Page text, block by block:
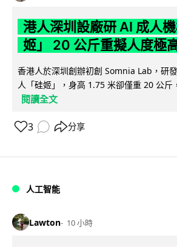
港人深圳設廠研 AI 成人
姬」 20 公斤重擬人度極
香港人於深圳創辦初創 Somnia Lab，研
人「硅姬」，身高 1.75 米卻僅重 20 公斤
閱讀全文
3 分享
人工智能
Lawton 10 小時